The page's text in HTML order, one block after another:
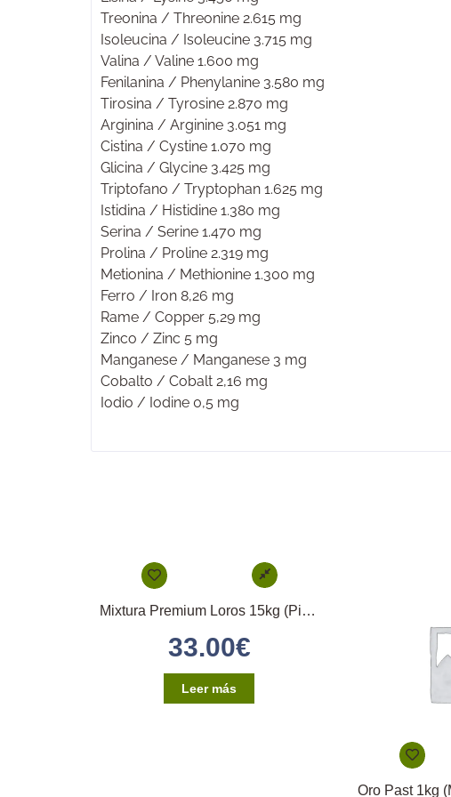
Treonina / Threonine 2.615 mg
Isoleucina / Isoleucine 3.715 mg
Valina / Valine 1.600 mg
Fenilanina / Phenylanine 3.580 mg
Tirosina / Tyrosine 2.870 mg
Arginina / Arginine 3.051 mg
Cistina / Cystine 1.070 mg
Glicina / Glycine 3.425 mg
Triptofano / Tryptophan 1.625 mg
Istidina / Histidine 1.380 mg
Serina / Serine 1.470 mg
Prolina / Proline 2.319 mg
Metionina / Methionine 1.300 mg
Ferro / Iron 8,26 mg
Rame / Copper 5,29 mg
Zinco / Zinc 5 mg
Manganese / Manganese 3 mg
Cobalto / Cobalt 2,16 mg
Iodio / Iodine 0,5 mg
Mixtura Premium Loros 15kg (Pineta)
33.00€
Leer más